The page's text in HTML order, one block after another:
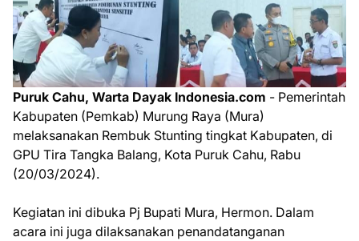
Puruk Cahu, Warta Dayak Indonesia.com - Pemerintah
Kabupaten (Pemkab) Murung Raya (Mura)
melaksanakan Rembuk Stunting tingkat Kabupaten, di
GPU Tira Tangka Balang, Kota Puruk Cahu, Rabu
(20/03/2024).
Kegiatan ini dibuka Pj Bupati Mura, Hermon. Dalam
acara ini juga dilaksanakan penandatanganan